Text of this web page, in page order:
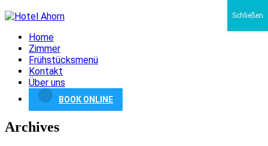
Home
Zimmer
Frühstücksmenü
Kontakt
Über uns
BOOK ONLINE
Archives
Schließen